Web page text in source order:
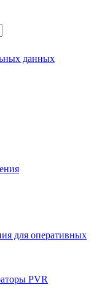
данных
для оперативных
PVR